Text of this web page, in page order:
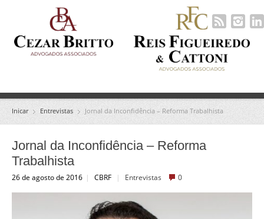
Inicar Entrevistas Jornal da Inconfidência – Reforma Trabalhista
Jornal da Inconfidência – Reforma
Trabalhista
26 de agosto de 2016 | CBRF | Entrevistas 0